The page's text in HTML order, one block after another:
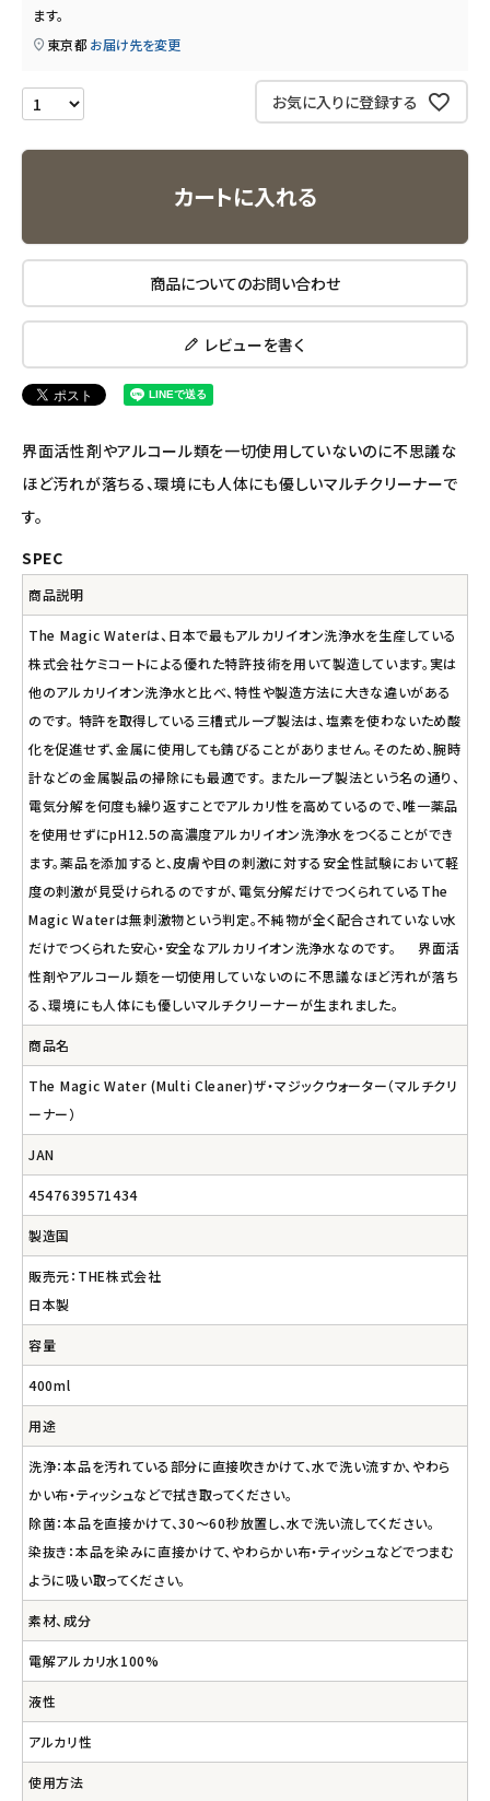
定期購入
オリジナルブランド
アルマウィン
アルモニベルツ
コラム・スタッフのおすすめ
ご利用ガイド等
アカウント情報
ようこそ ゲスト 様
meeting_room ログイン person 会員登録
ます。
東京都 お届け先を変更
お気に入りに登録する
カートに入れる
商品についてのお問い合わせ
レビューを書く
界面活性剤やアルコール類を一切使用していないのに不思議な
ほど汚れが落ちる、環境にも人体にも優しいマルチクリーナーで
す。
SPEC
商品説明
The Magic Waterは、日本で最もアルカリイオン洗浄水を生産している
株式会社ケミコートによる優れた特許技術を用いて製造しています。実は
他のアルカリイオン洗浄水と比べ、特性や製造方法に大きな違いがある
のです。 特許を取得している三槽式ループ製法は、塩素を使わないため酸
化を促進せず、金属に使用しても錆びることがありません。そのため、腕時
計などの金属製品の掃除にも最適です。 またループ製法という名の通り、
電気分解を何度も繰り返すことでアルカリ性を高めているので、唯一薬品
を使用せずにpH12.5の高濃度アルカリイオン洗浄水をつくることができ
ます。薬品を添加すると、皮膚や目の刺激に対する安全性試験において軽
度の刺激が見受けられるのですが、電気分解だけでつくられているThe
Magic Waterは無刺激物という判定。不純物が全く配合されていない水
だけでつくられた安心・安全なアルカリイオン洗浄水なのです。 界面活
性剤やアルコール類を一切使用していないのに不思議なほど汚れが落ち
る、環境にも人体にも優しいマルチクリーナーが生まれました。
商品名
The Magic Water (Multi Cleaner)ザ・マジックウォーター（マルチクリ
ーナー）
JAN
4547639571434
製造国
販売元：THE株式会社
日本製
容量
400ml
用途
洗浄：本品を汚れている部分に直接吹きかけて、水で洗い流すか、やわら
かい布・ティッシュなどで拭き取ってください。
除菌：本品を直接かけて、30～60秒放置し、水で洗い流してください。
染抜き：本品を染みに直接かけて、やわらかい布・ティッシュなどでつまむ
ように吸い取ってください。
素材、成分
電解アルカリ水100%
液性
アルカリ性
使用方法